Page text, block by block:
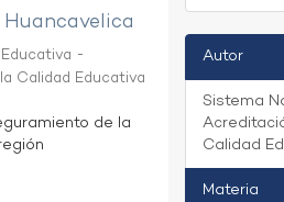
-
Calidad Educativa
de la
Autor
Sistema
Calidad
Materia